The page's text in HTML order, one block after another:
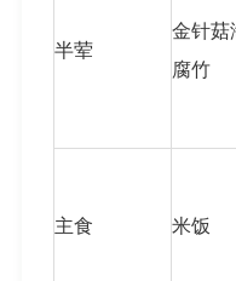
半荤
金针菇
腐竹
主食 米饭